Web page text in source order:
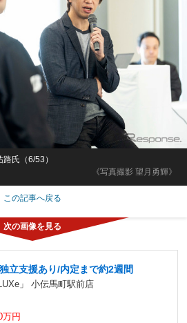
《写真撮影 望月勇輝》
氏（6/53）
この記事へ戻る
立支援あり/内定まで約2週間
」 小伝馬町駅前店
万円